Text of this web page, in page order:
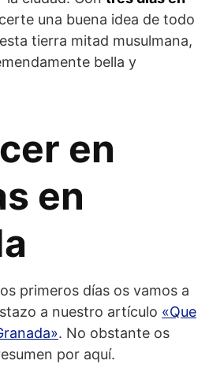
una buena idea de todo
tierra mitad musulmana,
bella y
en
en
primeros días os vamos a
a nuestro artículo «Que
. No obstante os
por aquí.